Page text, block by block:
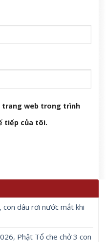
trang web trong trình
tiếp của tôi.
con dâu rơi nước mắt khi
Phật Tổ che chở 3 con